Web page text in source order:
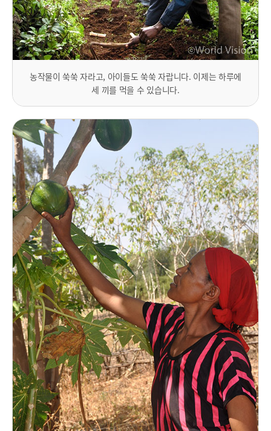
농작물이 쑥쑥 자라고, 아이들도 쑥쑥 자랍니다. 이제는 하루에
세 끼를 먹을 수 있습니다.